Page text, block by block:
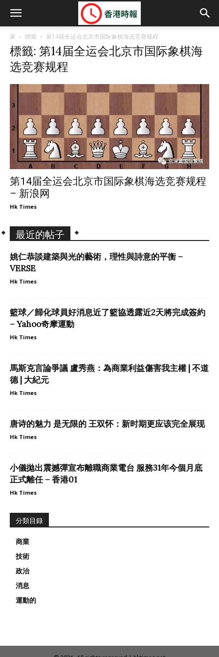
家 標籤 第14届全运会北京市国际象棋海选竞赛规程
標籤: 第14届全运会北京市国际象棋海
选竞赛规程
第14届全运会北京市国际象棋海选竞赛规程
– 新浪网
Hk Times
最近的帖子
姚仁恭談建築與光的藝術，理性與詩意的平衡 –
VERSE
Hk Times
籃球／歸化球員好消息近了籃協透露近2天將完成簽約
– Yahoo奇摩運動
Hk Times
馬斯克言論爭議 盧秀燕：為商業利益傷害我主權 | 不道
德 | 大紀元
Hk Times
唐诗的魅力 是无限的 王双怀：新时期更应该完全展现
Hk Times
小儀拋出震撼彈宣布離職商業電台 服務31年今個月底
正式離任 – 香港01
Hk Times
分類目錄
商業
技術
政治
消息
運動的